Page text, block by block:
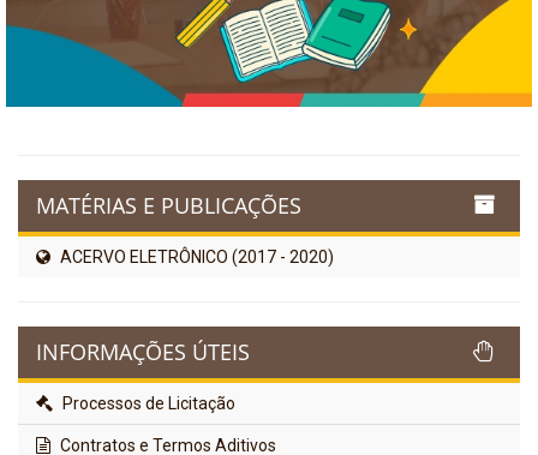
MATÉRIAS E PUBLICAÇÕES
ACERVO ELETRÔNICO (2017 - 2020)
INFORMAÇÕES ÚTEIS
Processos de Licitação
Contratos e Termos Aditivos